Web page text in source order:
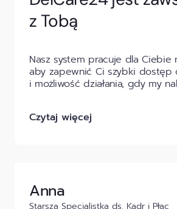
z Tobą
Nasz system pracuje dla Ciebie
aby zapewnić Ci szybki dostęp
i możliwość działania, gdy my
Czytaj więcej
Anna
Starsza Specjalistka ds. Kadr i Płac